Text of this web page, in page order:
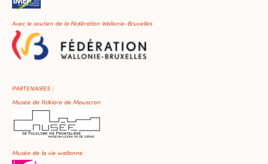
Avec le soutien de la Fédération Wallonie-Bruxelles
PARTENAIRES :
Musée de Folklore de Mouscron
Musée de la vie wallonne